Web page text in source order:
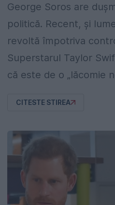
George Soros are
politică. Recent, și
revoltă împotriva
Superstarul Taylor
că este de o „lăcomie
CITESTE STIREA